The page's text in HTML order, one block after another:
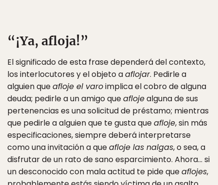
“¡Ya, afloja!”
El significado de esta frase dependerá del contexto,
los interlocutores y el objeto aaflojar. Pedirle a
alguien queafloje el varoimplica el cobro de alguna
deuda; pedirle a un amigo queaflojealguna de sus
pertenencias es una solicitud de préstamo; mientras
que pedirle a alguien que te gusta queafloje, sin más
especificaciones, siempre deberá interpretarse
como una invitación a queafloje las nalgas, o sea, a
disfrutar de un rato de sano esparcimiento. Ahora… si
un desconocido con mala actitud te pide queaflojes,